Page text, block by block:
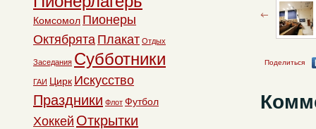
Поделиться
Комсомол Пионеры
Октябрята Плакат Отдых
Заседания Субботники
ГАИ Цирк Искусство
Праздники Флот Футбол
Хоккей Открытки